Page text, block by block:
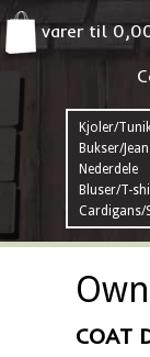
varer til
Kjoler/
Bukser/
Nederdele
Bluser/T-
Cardigans/
COAT